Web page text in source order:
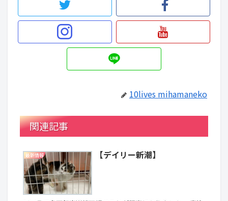
10lives mihamaneko
関連記事
最新情報 【デイリー新潮】